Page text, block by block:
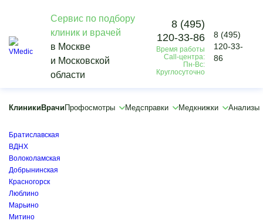
Сервис по подбору
клиник и врачей
в Москве
и Московской
области
8 (495)
120-33-86
Время работы
Call-центра:
Пн-Вс:
Круглосуточно
8 (495)
120-33-
86
Клиники Врачи Профосмотры Медсправки Медкнижки Анализы
Vmedic
Диагностика
Компьютерная томография
КТ суставов и костей
Алексеевская
Братиславская
ВДНХ
Волоколамская
Добрынинская
Красногорск
Люблино
Марьино
Митино